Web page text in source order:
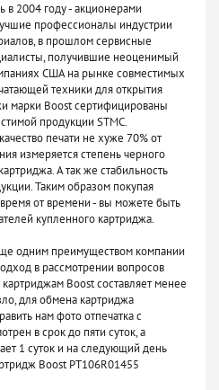
в 2004 году - акционерами
профессионалы индустрии
в прошлом сервисные
получившие неоценимый
США на рынке совместимых
техники для открытия
марки Boost сертифицированы
продукции STMC.
печати не хуже 70% от
измеряется степень черного
А так же стабильность
Таким образом покупая
от времени - вы можете быть
купленного картриджа.
одним преимуществом компании
в рассмотрении вопросов
Boost составляет менее
для обмена картриджа
нам фото отпечатка с
в срок до пяти суток, а
1 суток и на следующий день
Boost PT106R01455